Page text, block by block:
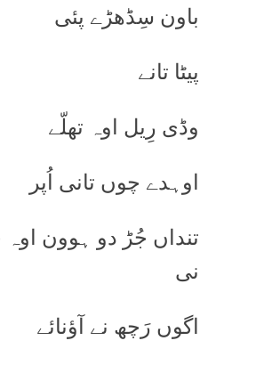
باون سِڈھڑے پئی
پیٹا تانے
وڈی رِیل اوہ تھلّے
اوہدے چوں تانی اُپر
تنداں جُڑ دو ہوون اوہ
نی
اگوں رَچھ نے آؤنائے